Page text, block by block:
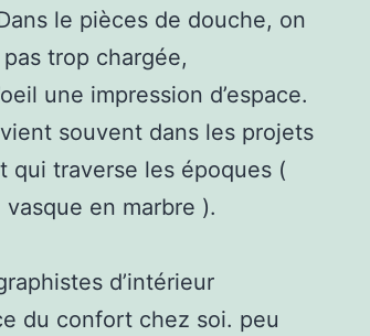
le pièces de douche, on
trop chargée,
une impression d’espace.
souvent dans les projets
qui traverse les époques (
en marbre ).
d’intérieur
du confort chez soi. peu